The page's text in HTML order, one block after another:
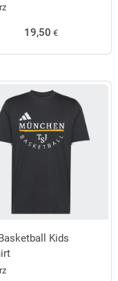
19,50 €
Kids